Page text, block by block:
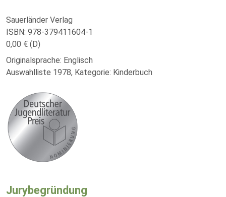
Sauerländer Verlag
ISBN: 978-379411604-1
0,00 € (D)
Originalsprache: Englisch
Auswahlliste 1978, Kategorie: Kinderbuch
Jurybegründung